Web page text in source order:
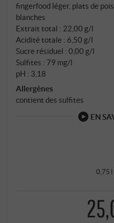
fingerfood léger, plats de
blanches
Extrait total : 22,00 g/l
Acidité totale : 6,50 g/l
Sucre résiduel : 0,00 g/l
Sulfites : 79 mg/l
pH : 3,18
Allergènes
contient des sulfites
EN
0,75 l